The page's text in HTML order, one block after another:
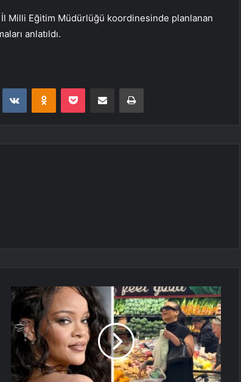
Milli Eğitim Müdürlüğü koordinesinde planlanan
anlatıldı.
VKontakteOdnoklassniki
Pocket E-Posta ile paylaş Yazdır